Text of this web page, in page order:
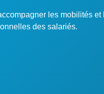
les mobilités et
des salariés.